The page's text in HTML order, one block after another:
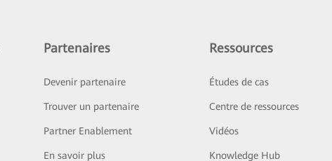
Partenaires
Devenir partenaire
Trouver un partenaire
Partner Enablement
En savoir plus
Ressources
Études de cas
Centre de ressources
Vidéos
Knowledge Hub